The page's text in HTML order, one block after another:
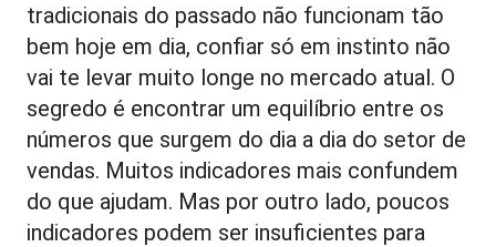
tradicionais do passado não funcionam tão
bem hoje em dia, confiar só em instinto não
vai te levar muito longe no mercado atual. O
segredo é encontrar um equilíbrio entre os
números que surgem do dia a dia do setor de
vendas. Muitos indicadores mais confundem
do que ajudam. Mas por outro lado, poucos
indicadores podem ser insuficientes para